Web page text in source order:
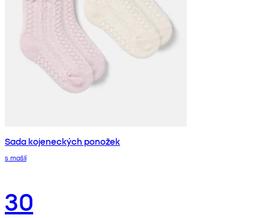
Sada kojeneckých ponožek
s mašlí
30